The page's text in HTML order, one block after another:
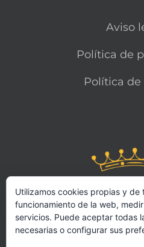
Aviso
Política de
Política de
Utilizamos cookies propias y
funcionamiento de la web,
servicios. Puede aceptar todas
necesarias o configurar sus